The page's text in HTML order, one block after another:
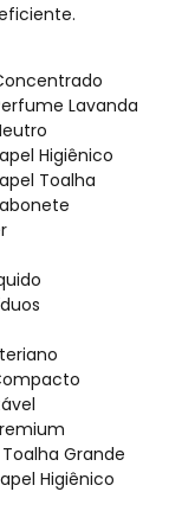
Lavanda
Higiênico
Toalha
Grande
Higiênico